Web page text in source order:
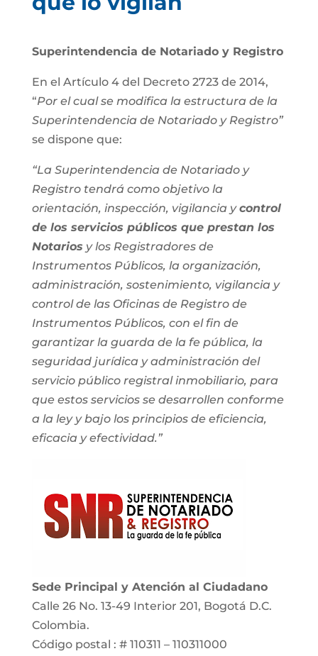
Superintendencia de Notariado y Registro
En el Artículo 4 del Decreto 2723 de 2014,
“Por el cual se modifica la estructura de la
Superintendencia de Notariado y Registro”
se dispone que:
“La Superintendencia de Notariado y
Registro tendrá como objetivo la
orientación, inspección, vigilancia ycontrol
de los servicios públicos que prestan los
Notarios y los Registradores de
Instrumentos Públicos, la organización,
administración, sostenimiento, vigilancia y
control de las Oficinas de Registro de
Instrumentos Públicos, con el fin de
garantizar la guarda de la fe pública, la
seguridad jurídica y administración del
servicio público registral inmobiliario, para
que estos servicios se desarrollen conforme
a la ley y bajo los principios de eficiencia,
eficacia y efectividad.”
Sede Principal y Atención al Ciudadano
Calle 26 No. 13-49 Interior 201, Bogotá D.C.
Colombia.
Código postal : # 110311 – 110311000